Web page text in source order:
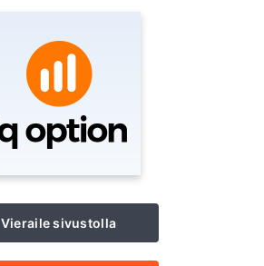
Vieraile sivustolla